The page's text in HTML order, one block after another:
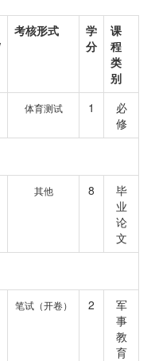
考核形式
学
分
课
程
类
别
体育测试 1
必
修
其他 8
毕
业
论
文
笔试（开卷） 2
军
事
教
育